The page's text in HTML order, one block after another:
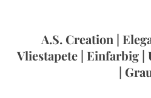
A.S. Creation |
Vliestapete | Einfarbig |
|